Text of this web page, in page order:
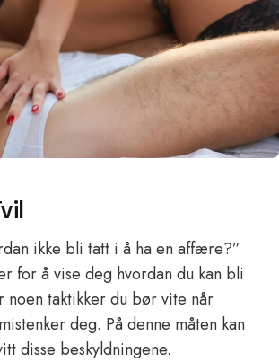
ikke bli tatt i å ha en affære?”
for å vise deg hvordan du kan bli
noen taktikker du bør vite når
deg. På denne måten kan
disse beskyldningene.